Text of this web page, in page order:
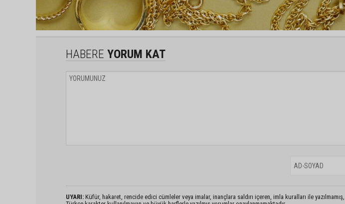
HABERE YORUM KAT
UYARI: Küfür, hakaret, rencide edici cümleler veya imalar, inançlara saldırı içeren, imla kuralları ile yazılmamış,